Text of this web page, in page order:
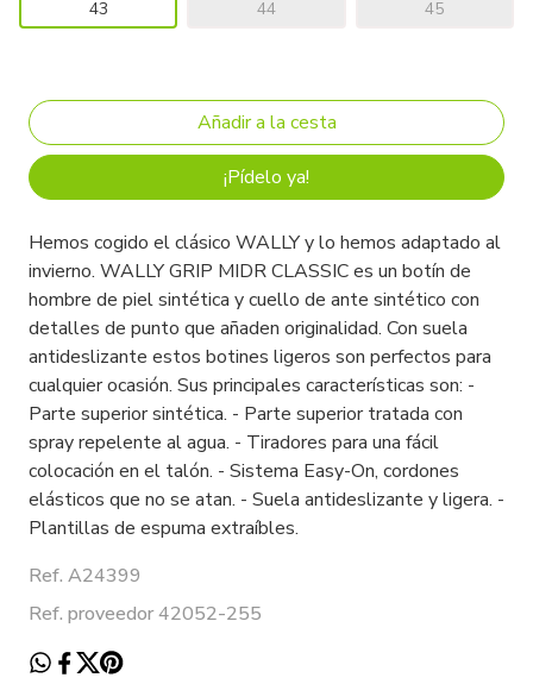
43 44 45
¡Pídelo ya!
Hemos cogido el clásico WALLY y lo hemos adaptado al
invierno. WALLY GRIP MIDR CLASSIC es un botín de
hombre de piel sintética y cuello de ante sintético con
detalles de punto que añaden originalidad. Con suela
antideslizante estos botines ligeros son perfectos para
cualquier ocasión. Sus principales características son: -
Parte superior sintética. - Parte superior tratada con
spray repelente al agua. - Tiradores para una fácil
colocación en el talón. - Sistema Easy-On, cordones
elásticos que no se atan. - Suela antideslizante y ligera. -
Plantillas de espuma extraíbles.
Ref. A24399
Ref. proveedor 42052-255